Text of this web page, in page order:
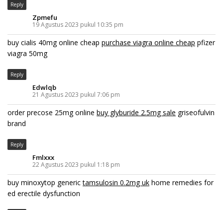
Reply
Zpmefu
19 Agustus 2023 pukul 10:35 pm
buy cialis 40mg online cheap purchase viagra online cheap pfizer
viagra 50mg
Reply
Edwlqb
21 Agustus 2023 pukul 7:06 pm
order precose 25mg online buy glyburide 2.5mg sale griseofulvin
brand
Reply
Fmlxxx
22 Agustus 2023 pukul 1:18 pm
buy minoxytop generictamsulosin 0.2mg uk home remedies for
ed erectile dysfunction